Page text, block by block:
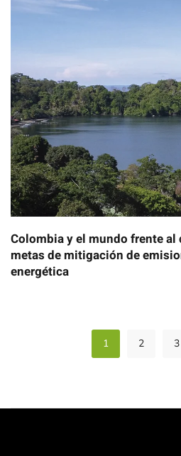
Colombia y el mundo frente
metas de mitigación de
energética
1 2 3